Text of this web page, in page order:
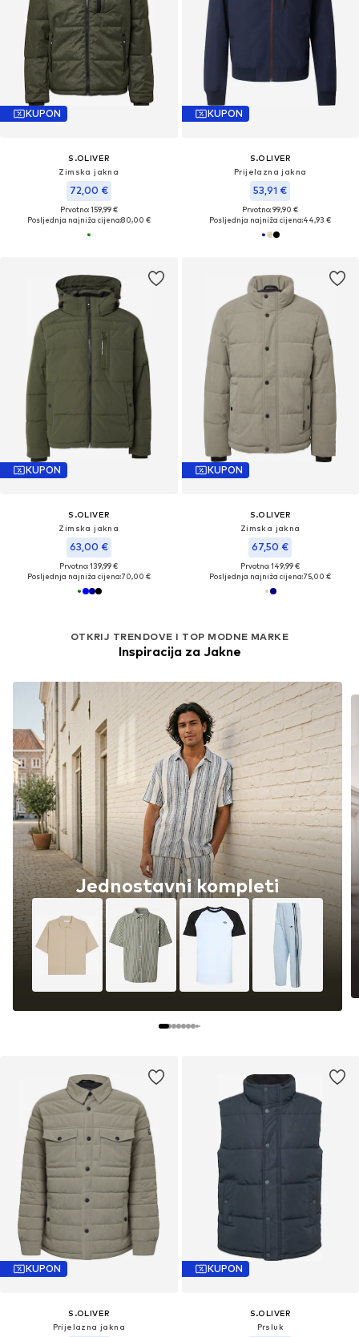
KUPON
S.OLIVER
Zimska jakna
72,00 €
Prvotno: 159,99 €
Posljednja najniža cijena:80,00 €
KUPON
S.OLIVER
Prijelazna jakna
53,91 €
Prvotno: 99,90 €
Posljednja najniža cijena:44,93 €
KUPON
S.OLIVER
Zimska jakna
63,00 €
Prvotno: 139,99 €
Posljednja najniža cijena:70,00 €
OTKRIJ TRENDOVE I TOP MODNE MARKE
Inspiracija za Jakne
Jednostavni kompleti
KUPON
S.OLIVER
Zimska jakna
67,50 €
Prvotno: 149,99 €
Posljednja najniža cijena:75,00 €
KUPON
S.OLIVER
Prijelazna jakna
KUPON
S.OLIVER
Prsluk